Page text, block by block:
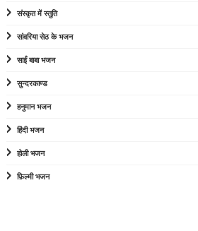
संस्कृत में स्तुति
सांवरिया सेठ के भजन
साईं बाबा भजन
सुन्दरकाण्ड
हनुमान भजन
हिंदी भजन
होली भजन
फ़िल्मी भजन